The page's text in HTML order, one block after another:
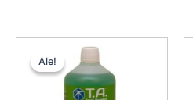
Ale!
Ale!
hinta
oli:
12,50 €.
on:
11,25 €.